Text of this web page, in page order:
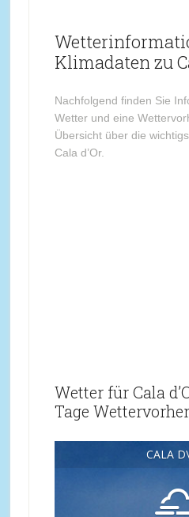
Klimadaten zu
Nachfolgend finden Sie
Wetter und eine
Übersicht über die
Cala d’Or.
Wetter für Cala
Tage
CALA